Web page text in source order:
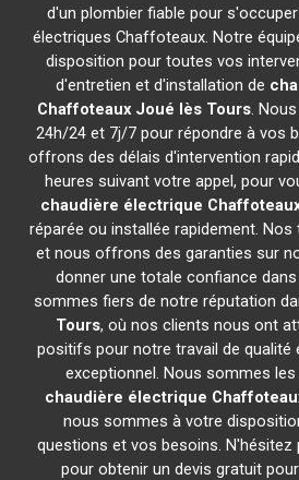
d'un plombier fiable pour
électriques Chaffoteaux. Notre
disposition pour toutes vos
d'entretien et d'installation de
Chaffoteaux Joué lès Tours.
24h/24 et 7j/7 pour répondre à vos
offrons des délais d'intervention
heures suivant votre appel, pour
chaudière électrique
réparée ou installée rapidement.
et nous offrons des garanties sur
donner une totale confiance
sommes fiers de notre réputation
Tours, où nos clients nous ont
positifs pour notre travail de qualité
exceptionnel. Nous sommes
chaudière électrique
nous sommes à votre
questions et vos besoins.
pour obtenir un devis gratuit